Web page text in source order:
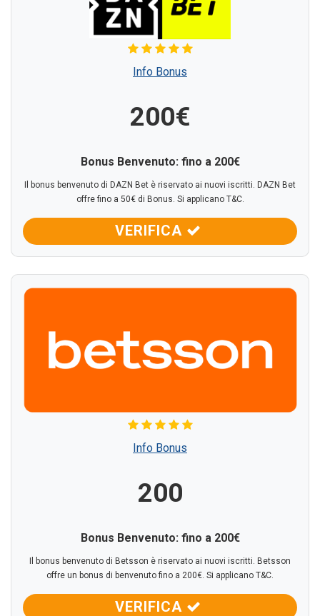
Info Bonus
200€
Bonus Benvenuto: fino a 200€
Il bonus benvenuto di DAZN Bet è riservato ai nuovi iscritti. DAZN Bet
offre fino a 50€ di Bonus. Si applicano T&C.
VERIFICA
Info Bonus
200
Bonus Benvenuto: fino a 200€
Il bonus benvenuto di Betsson è riservato ai nuovi iscritti. Betsson
offre un bonus di benvenuto fino a 200€. Si applicano T&C.
VERIFICA